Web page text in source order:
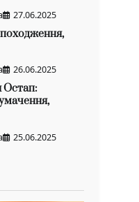
27.06.2025
26.06.2025
Остап:
25.06.2025